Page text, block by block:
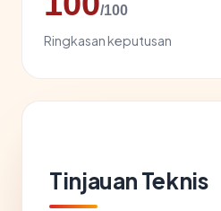
/100
Ringkasan keputusan
Tinjauan Teknis